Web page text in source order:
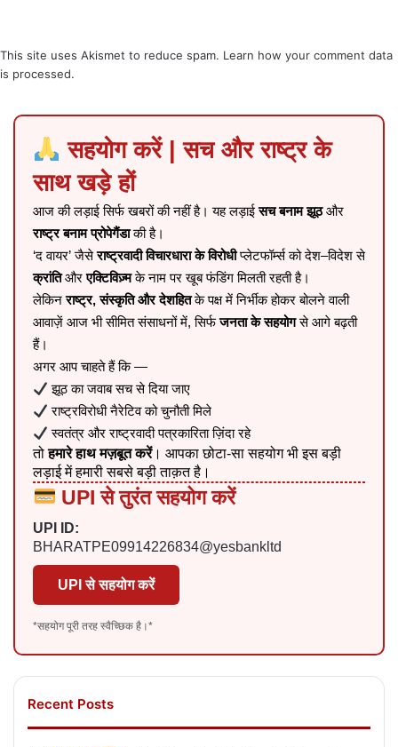
This site uses Akismet to reduce spam. Learn how your comment data
is processed.
सहयोग करें | सच और राष्ट्र के
साथ खड़े हों
आज की लड़ाई सिर्फ खबरों की नहीं है। यह लड़ाईसच बनाम झूठऔर
राष्ट्र बनाम प्रोपेगैंडाकी है।
‘द वायर’ जैसेराष्ट्रवादी विचारधारा के विरोधीप्लेटफॉर्म्स को देश–विदेश से
क्रांतिऔरएक्टिविज़्मके नाम पर खूब फंडिंग मिलती रहती है।
लेकिनराष्ट्र, संस्कृति और देशहितके पक्ष में निर्भीक होकर बोलने वाली
आवाज़ें आज भी सीमित संसाधनों में, सिर्फजनता के सहयोगसे आगे बढ़ती
हैं।
अगर आप चाहते हैं कि —
झूठ का जवाब सच से दिया जाए
राष्ट्रविरोधी नैरेटिव को चुनौती मिले
स्वतंत्र और राष्ट्रवादी पत्रकारिता ज़िंदा रहे
तोहमारे हाथ मज़बूत करें। आपका छोटा-सा सहयोग भी इस बड़ी
लड़ाई में हमारी सबसे बड़ी ताक़त है।
UPI से तुरंत सहयोग करें
UPI ID:
BHARATPE09914226834@yesbankltd
UPI से सहयोग करें
*सहयोग पूरी तरह स्वैच्छिक है।*
Recent Posts